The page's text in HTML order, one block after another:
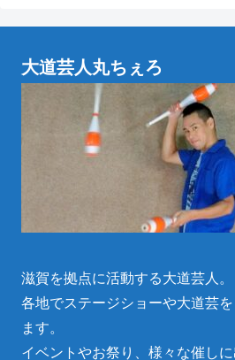
大道芸人丸ちぇろ
滋賀を拠点に活動する大道芸人。
各地でステージショーや大道芸
ます。
イベントやお祭り、様々な催しに